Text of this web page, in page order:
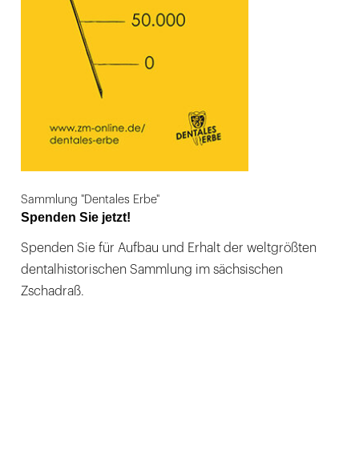
Sammlung "Dentales Erbe"
Spenden Sie jetzt!
Spenden Sie für Aufbau und Erhalt der weltgrößten
dentalhistorischen Sammlung im sächsischen
Zschadraß.